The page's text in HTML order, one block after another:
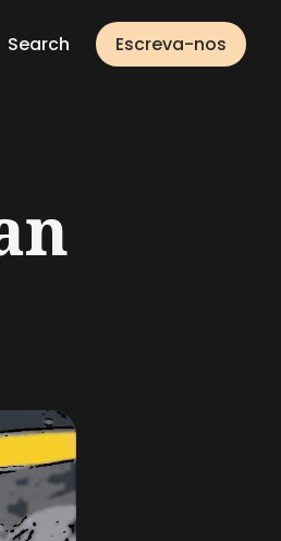
Search Escreva-nos